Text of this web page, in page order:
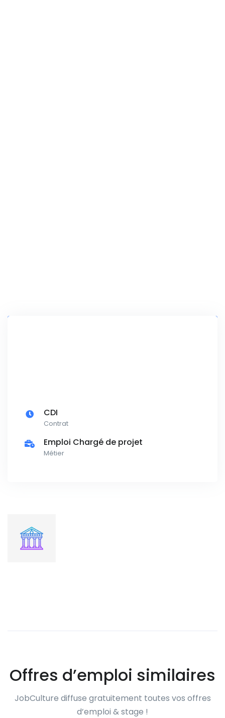
CDI
Contrat
Emploi Chargé de projet
Métier
Offres d’emploi similaires
JobCulture diffuse gratuitement toutes vos offres
d’emploi & stage !